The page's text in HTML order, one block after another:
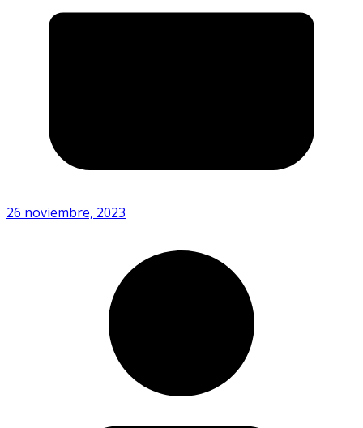
26 noviembre, 2023